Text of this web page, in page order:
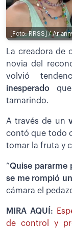
[Foto: RRSS] /
La creadora de
novia del
volvió
inesperado
tamarindo.
A través de un
contó que todo
tomar la fruta y
“Quise pararme
se me rompió
cámara el
MIRA AQUÍ:
de control y